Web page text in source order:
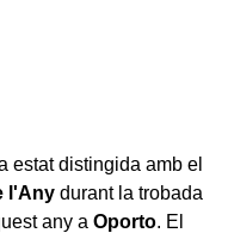
estat distingida amb el
l'Any durant la trobada
any a Oporto. El